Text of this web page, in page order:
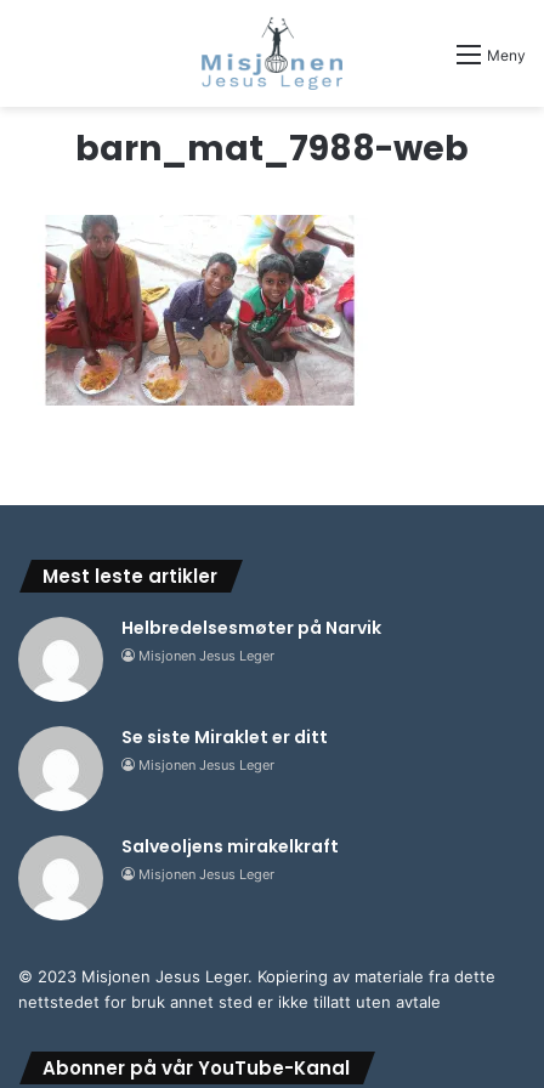
Meny
barn_mat_7988-web
Mest leste artikler
Helbredelsesmøter på Narvik
Misjonen Jesus Leger
Se siste Miraklet er ditt
Misjonen Jesus Leger
Salveoljens mirakelkraft
Misjonen Jesus Leger
© 2023 Misjonen Jesus Leger. Kopiering av materiale fra dette
nettstedet for bruk annet sted er ikke tillatt uten avtale
Abonner på vår YouTube-Kanal